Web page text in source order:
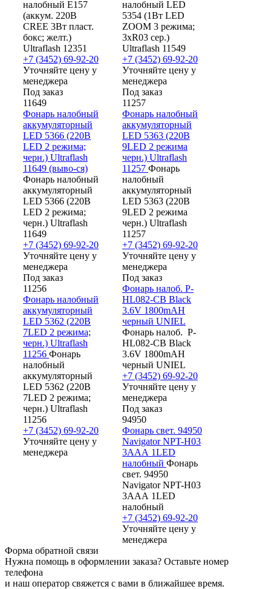
налобный E157
(аккум. 220В
CREE 3Вт пласт.
бокс; желт.)
Ultraflash 12351
+7 (3452) 69-92-20
Уточняйте цену у
менеджера
налобный LED
5354 (1Вт LED
ZOOM 3 режима;
3хR03 сер.)
Ultraflash 11549
+7 (3452) 69-92-20
Уточняйте цену у
менеджера
Под заказ
11649
Фонарь налобный
аккумуляторный
LED 5366 (220В
LED 2 режима;
черн.) Ultraflash
11649 (выво-ся)
Фонарь налобный
аккумуляторный
LED 5366 (220В
LED 2 режима;
черн.) Ultraflash
11649
+7 (3452) 69-92-20
Уточняйте цену у
менеджера
Под заказ
11257
Фонарь налобный
аккумуляторный
LED 5363 (220В
9LED 2 режима
черн.) Ultraflash
11257 Фонарь
налобный
аккумуляторный
LED 5363 (220В
9LED 2 режима
черн.) Ultraflash
11257
+7 (3452) 69-92-20
Уточняйте цену у
менеджера
Под заказ
11256
Фонарь налобный
аккумуляторный
LED 5362 (220В
7LED 2 режима;
черн.) Ultraflash
11256 Фонарь
налобный
аккумуляторный
LED 5362 (220В
7LED 2 режима;
черн.) Ultraflash
11256
+7 (3452) 69-92-20
Уточняйте цену у
менеджера
Под заказ
Фонарь налоб. P-
HL082-CB Black
3.6V 1800mAH
черный UNIEL
Фонарь налоб. P-
HL082-CB Black
3.6V 1800mAH
черный UNIEL
+7 (3452) 69-92-20
Уточняйте цену у
менеджера
Под заказ
94950
Фонарь свет. 94950
Navigator NPT-H03
3ААА 1LED
налобный Фонарь
свет. 94950
Navigator NPT-H03
3ААА 1LED
налобный
+7 (3452) 69-92-20
Уточняйте цену у
менеджера
Форма обратной связи
Нужна помощь в оформлении заказа? Оставьте номер
телефона
и наш оператор свяжется с вами в ближайшее время.